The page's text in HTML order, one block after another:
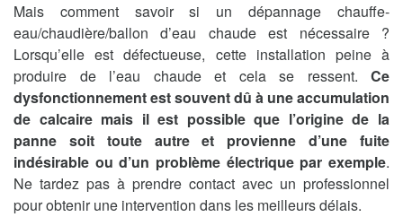
Mais comment savoir si un dépannage chauffe-
eau/chaudière/ballon d’eau chaude est nécessaire ?
Lorsqu’elle est défectueuse, cette installation peine à
produire de l’eau chaude et cela se ressent. Ce
dysfonctionnement est souvent dû à une accumulation
de calcaire mais il est possible que l’origine de la
panne soit toute autre et provienne d’une fuite
indésirable ou d’un problème électrique par exemple.
Ne tardez pas à prendre contact avec un professionnel
pour obtenir une intervention dans les meilleurs délais.